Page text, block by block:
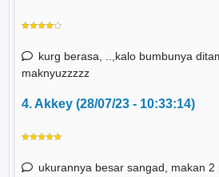
kurg berasa, ..,kalo bumbunya
maknyuzzzzz
4. Akkey (28/07/23 - 10:33:14)
ukurannya besar sangad, makan 2